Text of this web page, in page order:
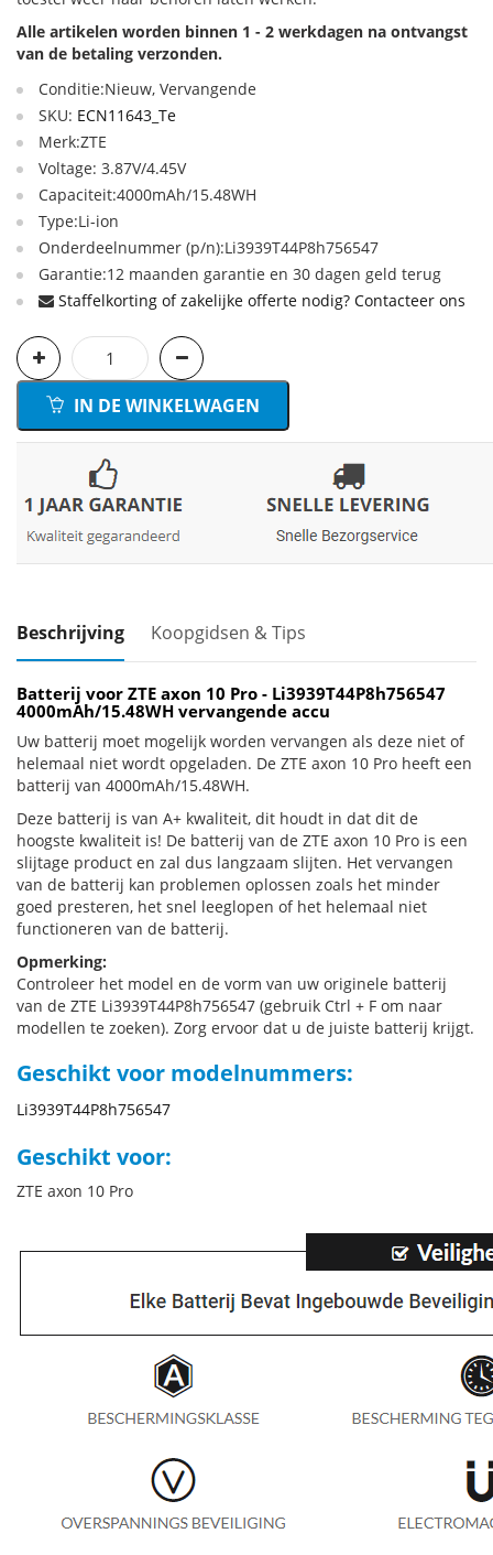
Alle artikelen worden binnen 1 - 2 werkdagen na ontvangst
van de betaling verzonden.
Conditie:Nieuw, Vervangende
SKU: ECN11643_Te
Merk:ZTE
Voltage: 3.87V/4.45V
Capaciteit:4000mAh/15.48WH
Type:Li-ion
Onderdeelnummer (p/n):Li3939T44P8h756547
Garantie:12 maanden garantie en 30 dagen geld terug
Staffelkorting of zakelijke offerte nodig? Contacteer ons
IN DE WINKELWAGEN
Beschrijving Koopgidsen & Tips
Batterij voor ZTE axon 10 Pro - Li3939T44P8h756547
4000mAh/15.48WH vervangende accu
Uw batterij moet mogelijk worden vervangen als deze niet of
helemaal niet wordt opgeladen. De ZTE axon 10 Pro heeft een
batterij van 4000mAh/15.48WH.
Deze batterij is van A+ kwaliteit, dit houdt in dat dit de
hoogste kwaliteit is! De batterij van de ZTE axon 10 Pro is een
slijtage product en zal dus langzaam slijten. Het vervangen
van de batterij kan problemen oplossen zoals het minder
goed presteren, het snel leeglopen of het helemaal niet
functioneren van de batterij.
Opmerking:
Controleer het model en de vorm van uw originele batterij
van de ZTE Li3939T44P8h756547 (gebruik Ctrl + F om naar
modellen te zoeken). Zorg ervoor dat u de juiste batterij krijgt.
Geschikt voor modelnummers:
Li3939T44P8h756547
Geschikt voor:
ZTE axon 10 Pro